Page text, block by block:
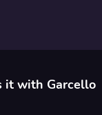
it with Garcello